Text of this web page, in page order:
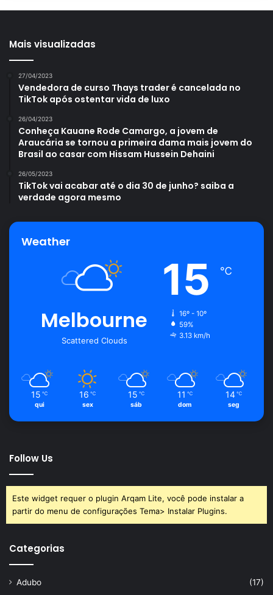
Mais visualizadas
27/04/2023
Vendedora de curso Thays trader é cancelada no
TikTok após ostentar vida de luxo
26/04/2023
Conheça Kauane Rode Camargo, a jovem de
Araucária se tornou a primeira dama mais jovem do
Brasil ao casar com Hissam Hussein Dehaini
26/05/2023
TikTok vai acabar até o dia 30 de junho? saiba a
verdade agora mesmo
Weather
Melbourne
Scattered Clouds
15 ℃
16º - 10º
59%
3.13 km/h
15 ℃
qui
16 ℃
sex
15 ℃
sáb
11 ℃
dom
14 ℃
seg
Follow Us
Este widget requer o plugin Arqam Lite, você pode instalar a
partir do menu de configurações Tema> Instalar Plugins.
Categorias
Adubo
(17)